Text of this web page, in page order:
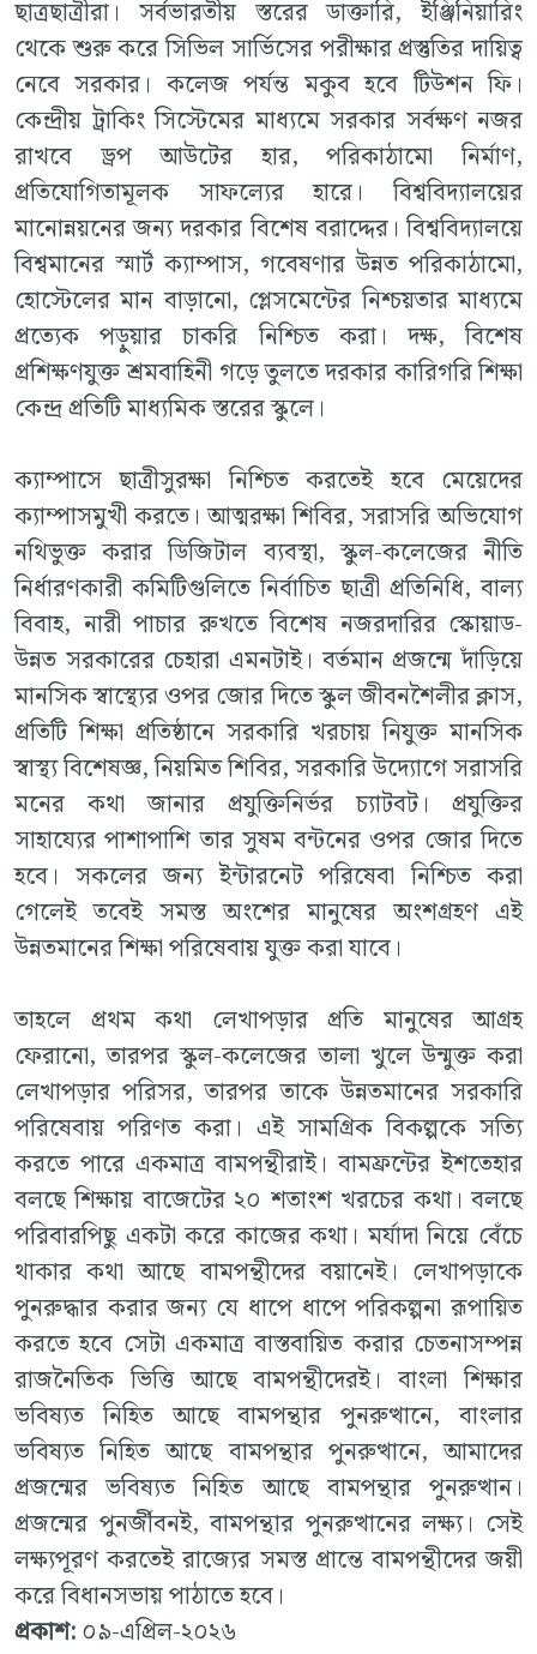
ছাত্রছাত্রীরা। সর্বভারতীয় স্তরের ডাক্তারি, ইঞ্জিনিয়ারিং
থেকে শুরু করে সিভিল সার্ভিসের পরীক্ষার প্রস্তুতির দায়িত্ব
নেবে সরকার। কলেজ পর্যন্ত মকুব হবে টিউশন ফি।
কেন্দ্রীয় ট্রাকিং সিস্টেমের মাধ্যমে সরকার সর্বক্ষণ নজর
রাখবে ড্রপ আউটের হার, পরিকাঠামো নির্মাণ,
প্রতিযোগিতামূলক সাফল্যের হারে। বিশ্ববিদ্যালয়ের
মানোন্নয়নের জন্য দরকার বিশেষ বরাদ্দের। বিশ্ববিদ্যালয়ে
বিশ্বমানের স্মার্ট ক্যাম্পাস, গবেষণার উন্নত পরিকাঠামো,
হোস্টেলের মান বাড়ানো, প্লেসমেন্টের নিশ্চয়তার মাধ্যমে
প্রত্যেক পড়ুয়ার চাকরি নিশ্চিত করা। দক্ষ, বিশেষ
প্রশিক্ষণযুক্ত শ্রমবাহিনী গড়ে তুলতে দরকার কারিগরি শিক্ষা
কেন্দ্র প্রতিটি মাধ্যমিক স্তরের স্কুলে।
ক্যাম্পাসে ছাত্রীসুরক্ষা নিশ্চিত করতেই হবে মেয়েদের
ক্যাম্পাসমুখী করতে। আত্মরক্ষা শিবির, সরাসরি অভিযোগ
নথিভুক্ত করার ডিজিটাল ব্যবস্থা, স্কুল-কলেজের নীতি
নির্ধারণকারী কমিটিগুলিতে নির্বাচিত ছাত্রী প্রতিনিধি, বাল্য
বিবাহ, নারী পাচার রুখতে বিশেষ নজরদারির স্কোয়াড-
উন্নত সরকারের চেহারা এমনটাই। বর্তমান প্রজন্মে দাঁড়িয়ে
মানসিক স্বাস্থ্যের ওপর জোর দিতে স্কুল জীবনশৈলীর ক্লাস,
প্রতিটি শিক্ষা প্রতিষ্ঠানে সরকারি খরচায় নিযুক্ত মানসিক
স্বাস্থ্য বিশেষজ্ঞ, নিয়মিত শিবির, সরকারি উদ্যোগে সরাসরি
মনের কথা জানার প্রযুক্তিনির্ভর চ্যাটবট। প্রযুক্তির
সাহায্যের পাশাপাশি তার সুষম বন্টনের ওপর জোর দিতে
হবে। সকলের জন্য ইন্টারনেট পরিষেবা নিশ্চিত করা
গেলেই তবেই সমস্ত অংশের মানুষের অংশগ্রহণ এই
উন্নতমানের শিক্ষা পরিষেবায় যুক্ত করা যাবে।
তাহলে প্রথম কথা লেখাপড়ার প্রতি মানুষের আগ্রহ
ফেরানো, তারপর স্কুল-কলেজের তালা খুলে উন্মুক্ত করা
লেখাপড়ার পরিসর, তারপর তাকে উন্নতমানের সরকারি
পরিষেবায় পরিণত করা। এই সামগ্রিক বিকল্পকে সত্যি
করতে পারে একমাত্র বামপন্থীরাই। বামফ্রন্টের ইশতেহার
বলছে শিক্ষায় বাজেটের ২০ শতাংশ খরচের কথা। বলছে
পরিবারপিছু একটা করে কাজের কথা। মর্যাদা নিয়ে বেঁচে
থাকার কথা আছে বামপন্থীদের বয়ানেই। লেখাপড়াকে
পুনরুদ্ধার করার জন্য যে ধাপে ধাপে পরিকল্পনা রূপায়িত
করতে হবে সেটা একমাত্র বাস্তবায়িত করার চেতনাসম্পন্ন
রাজনৈতিক ভিত্তি আছে বামপন্থীদেরই। বাংলা শিক্ষার
ভবিষ্যত নিহিত আছে বামপন্থার পুনরুত্থানে, বাংলার
ভবিষ্যত নিহিত আছে বামপন্থার পুনরুত্থানে, আমাদের
প্রজন্মের ভবিষ্যত নিহিত আছে বামপন্থার পুনরুত্থান।
প্রজন্মের পুনর্জীবনই, বামপন্থার পুনরুত্থানের লক্ষ্য। সেই
লক্ষ্যপূরণ করতেই রাজ্যের সমস্ত প্রান্তে বামপন্থীদের জয়ী
করে বিধানসভায় পাঠাতে হবে।
প্রকাশ:০৯-এপ্রিল-২০২৬